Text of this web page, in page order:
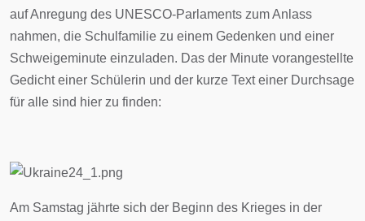
auf Anregung des UNESCO-Parlaments zum Anlass
nahmen, die Schulfamilie zu einem Gedenken und einer
Schweigeminute einzuladen. Das der Minute vorangestellte
Gedicht einer Schülerin und der kurze Text einer Durchsage
für alle sind hier zu finden:
Am Samstag jährte sich der Beginn des Krieges in der